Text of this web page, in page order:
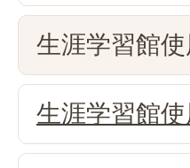
生涯学習館
生涯学習館